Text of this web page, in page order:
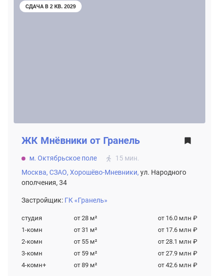
СДАЧА В 2 КВ. 2029
ЖК Мнёвники от Гранель
м. Октябрьское поле
15 мин.
Москва, СЗАО, Хорошёво-Мневники, ул. Народного
ополчения, 34
Застройщик: ГК «Гранель»
студия от 28 м²
от 16.0 млн ₽
1-комн
от 31 м²
от 17.6 млн ₽
2-комн
от 55 м²
от 28.1 млн ₽
3-комн
от 59 м²
от 27.9 млн ₽
4-комн+
от 89 м² от 42.6 млн ₽